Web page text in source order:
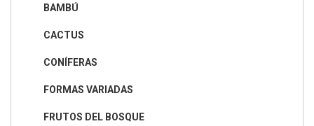
BAMBÚ
CACTUS
CONÍFERAS
FORMAS VARIADAS
FRUTOS DEL BOSQUE